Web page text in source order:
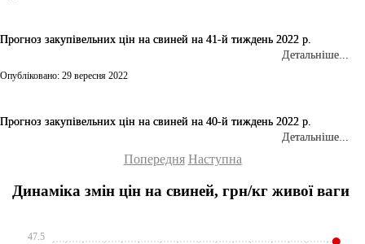
Прогноз закупівельних цін на свиней на 41-й тиждень 2022 р.
Детальніше...
Опубліковано: 29 вересня 2022
Прогноз закупівельних цін на свиней на 40-й тиждень 2022 р.
Детальніше...
Попередня Наступна
Динаміка змін цін на свиней, грн/кг живої ваги
47.5